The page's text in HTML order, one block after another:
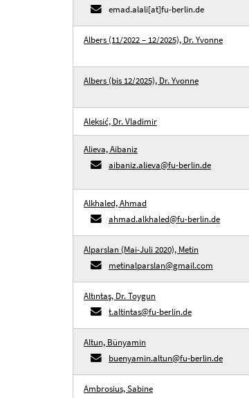
emad.alali[at]fu-berlin.de
Albers (11/2022 – 12/2025), Dr. Yvonne
Albers (bis 12/2025), Dr. Yvonne
Aleksić, Dr. Vladimir
Alieva, Aibaniz
aibaniz.alieva@fu-berlin.de
Alkhaled, Ahmad
ahmad.alkhaled@fu-berlin.de
Alparslan (Mai-Juli 2020), Metin
metinalparslan@gmail.com
Altıntaş, Dr. Toygun
t.altintas@fu-berlin.de
Altun, Bünyamin
buenyamin.altun@fu-berlin.de
Ambrosius, Sabine